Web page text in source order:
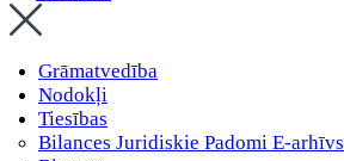
Grāmatvedība
Nodokļi
Tiesības
Bilances Juridiskie Padomi E-arhīvs